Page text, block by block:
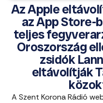
Az Apple
az App Store-
teljes
Oroszország
zsidók
eltávolítják
A Szent Korona Rádió